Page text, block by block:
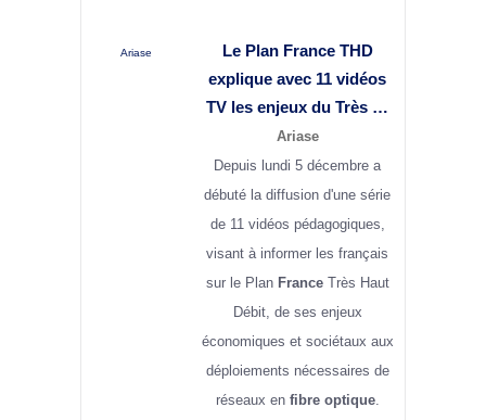
Ariase Le Plan FranceTHD
explique avec 11 vidéos
TV les enjeux du Très …
Ariase
Depuis lundi 5 décembre a
débuté la diffusion d'une série
de 11 vidéos pédagogiques,
visant à informer les français
sur le Plan FranceTrès Haut
Débit, de ses enjeux
économiques et sociétaux aux
déploiements nécessaires de
réseaux en fibre optique.